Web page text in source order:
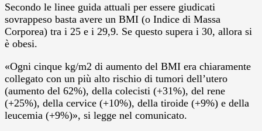
Secondo le linee guida attuali per essere giudicati
sovrappeso basta avere un BMI (o Indice di Massa
Corporea) tra i 25 e i 29,9. Se questo supera i 30, allora si
è obesi.
«Ogni cinque kg/m2 di aumento del BMI era chiaramente
collegato con un più alto rischio di tumori dell’utero
(aumento del 62%), della colecisti (+31%), del rene
(+25%), della cervice (+10%), della tiroide (+9%) e della
leucemia (+9%)», si legge nel comunicato.